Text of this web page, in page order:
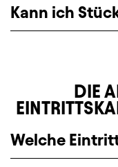
Kann ich
DIE
Welche